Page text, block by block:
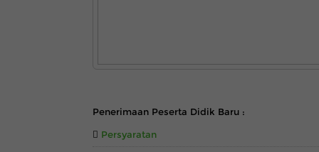
Penerimaan Peserta Didik Baru :
Persyaratan